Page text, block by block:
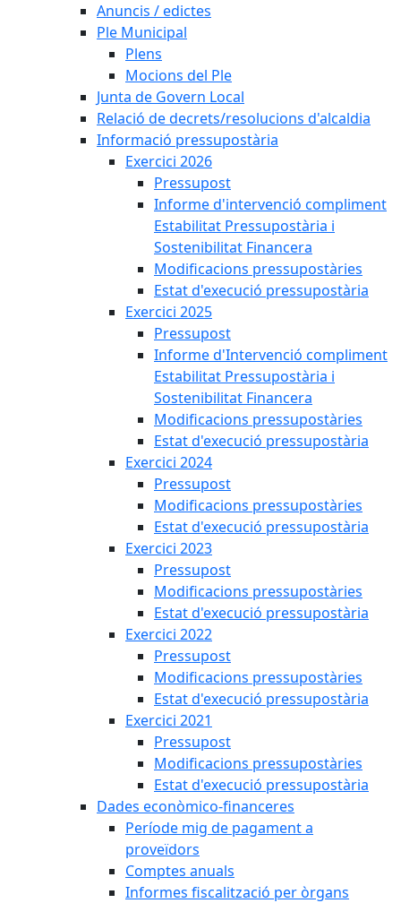
Anuncis / edictes
Ple Municipal
Plens
Mocions del Ple
Junta de Govern Local
Relació de decrets/resolucions d'alcaldia
Informació pressupostària
Exercici 2026
Pressupost
Informe d'intervenció compliment
Estabilitat Pressupostària i
Sostenibilitat Financera
Modificacions pressupostàries
Estat d'execució pressupostària
Exercici 2025
Pressupost
Informe d'Intervenció compliment
Estabilitat Pressupostària i
Sostenibilitat Financera
Modificacions pressupostàries
Estat d'execució pressupostària
Exercici 2024
Pressupost
Modificacions pressupostàries
Estat d'execució pressupostària
Exercici 2023
Pressupost
Modificacions pressupostàries
Estat d'execució pressupostària
Exercici 2022
Pressupost
Modificacions pressupostàries
Estat d'execució pressupostària
Exercici 2021
Pressupost
Modificacions pressupostàries
Estat d'execució pressupostària
Dades econòmico-financeres
Període mig de pagament a
proveïdors
Comptes anuals
Informes fiscalització per òrgans